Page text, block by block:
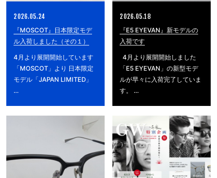
2026.05.24
『MOSCOT』日本限定モデ
ル入荷しました（その１）
4月より展開開始しています
「MOSCOT」より 日本限定
モデル「JAPAN LIMITED」
…
2026.05.18
『E5 EYEVAN』新モデルの
入荷です
4月より展開開始しました
「E5 EYEVAN」の新型モデ
ルが早々に入荷完了していま
す。 …